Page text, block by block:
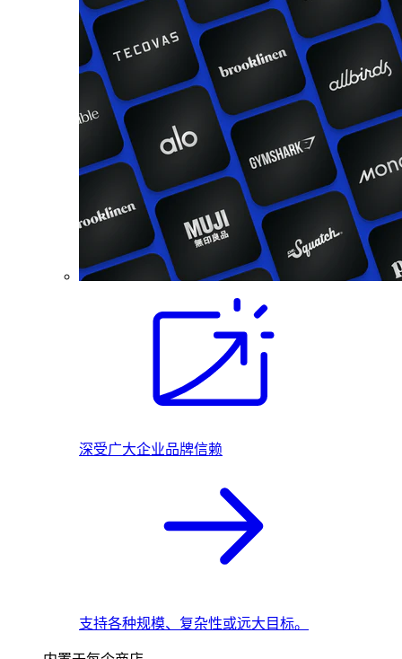
深受广大企业品牌信赖
支持各种规模、复杂性或远大目标。